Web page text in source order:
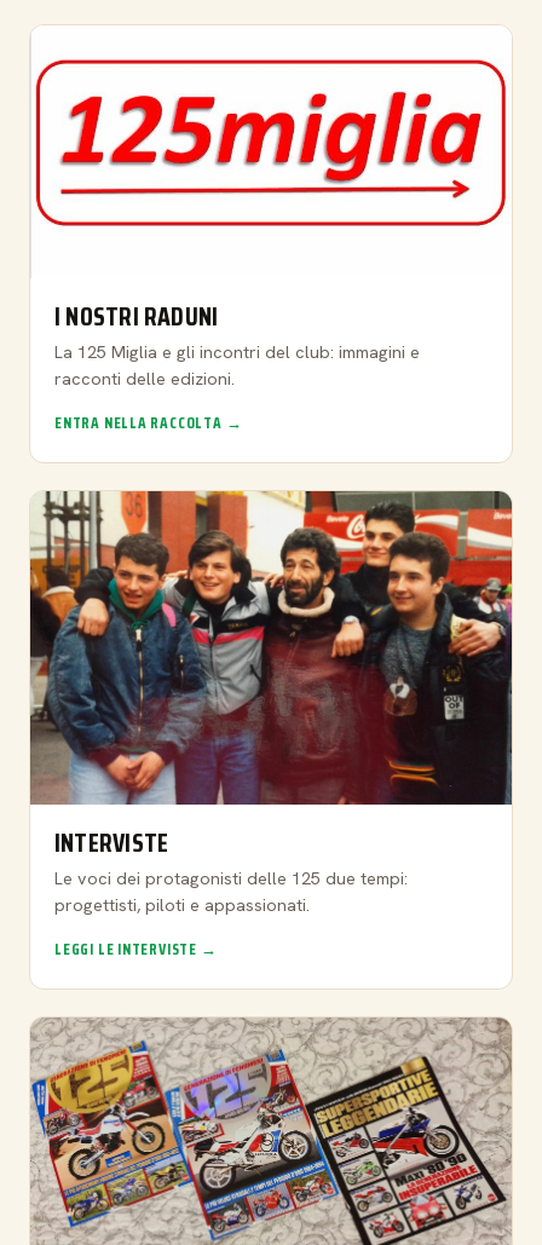
I NOSTRI RADUNI
La 125 Miglia e gli incontri del club: immagini e
racconti delle edizioni.
ENTRA NELLA RACCOLTA →
INTERVISTE
Le voci dei protagonisti delle 125 due tempi:
progettisti, piloti e appassionati.
LEGGI LE INTERVISTE →